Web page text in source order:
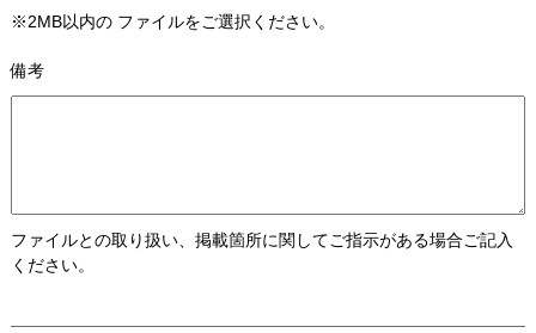
※2MB以内の ファイルをご選択ください。
備考
ファイルとの取り扱い、掲載箇所に関してご指示がある場合ご記入
ください。